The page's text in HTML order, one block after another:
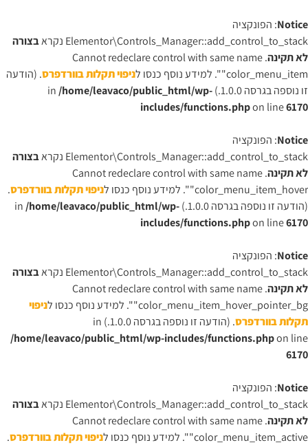
Notice: הפונקציה
Elementor\Controls_Manager::add_control_to_stack נקרא
בצורה
לא תקינה . Cannot redeclare control with same name
"color_menu_item". למידע נוסף כנסו ל
ניפוי תקלות בוורדפרס. (הודעה
זו נוספה בגרסה 1.0.0.) in
/home/leavaco/public_html/wp-
includes/functions.phpon line6170
Notice: הפונקציה
Elementor\Controls_Manager::add_control_to_stack נקרא
בצורה
לא תקינה . Cannot redeclare control with same name
"color_menu_item_hover". למידע נוסף כנסו ל
ניפוי תקלות בוורדפרס.
(הודעה זו נוספה בגרסה 1.0.0.) in
/home/leavaco/public_html/wp-
includes/functions.phpon line6170
Notice: הפונקציה
Elementor\Controls_Manager::add_control_to_stack נקרא
בצורה
לא תקינה . Cannot redeclare control with same name
"color_menu_item_hover_pointer_bg". למידע נוסף כנסו ל
ניפוי
תקלות בוורדפרס. (הודעה זו נוספה בגרסה 1.0.0.) in
/home/leavaco/public_html/wp-includes/functions.phpon line
6170
Notice: הפונקציה
Elementor\Controls_Manager::add_control_to_stack נקרא
בצורה
לא תקינה . Cannot redeclare control with same name
"color_menu_item_active". למידע נוסף כנסו ל
ניפוי תקלות בוורדפרס.